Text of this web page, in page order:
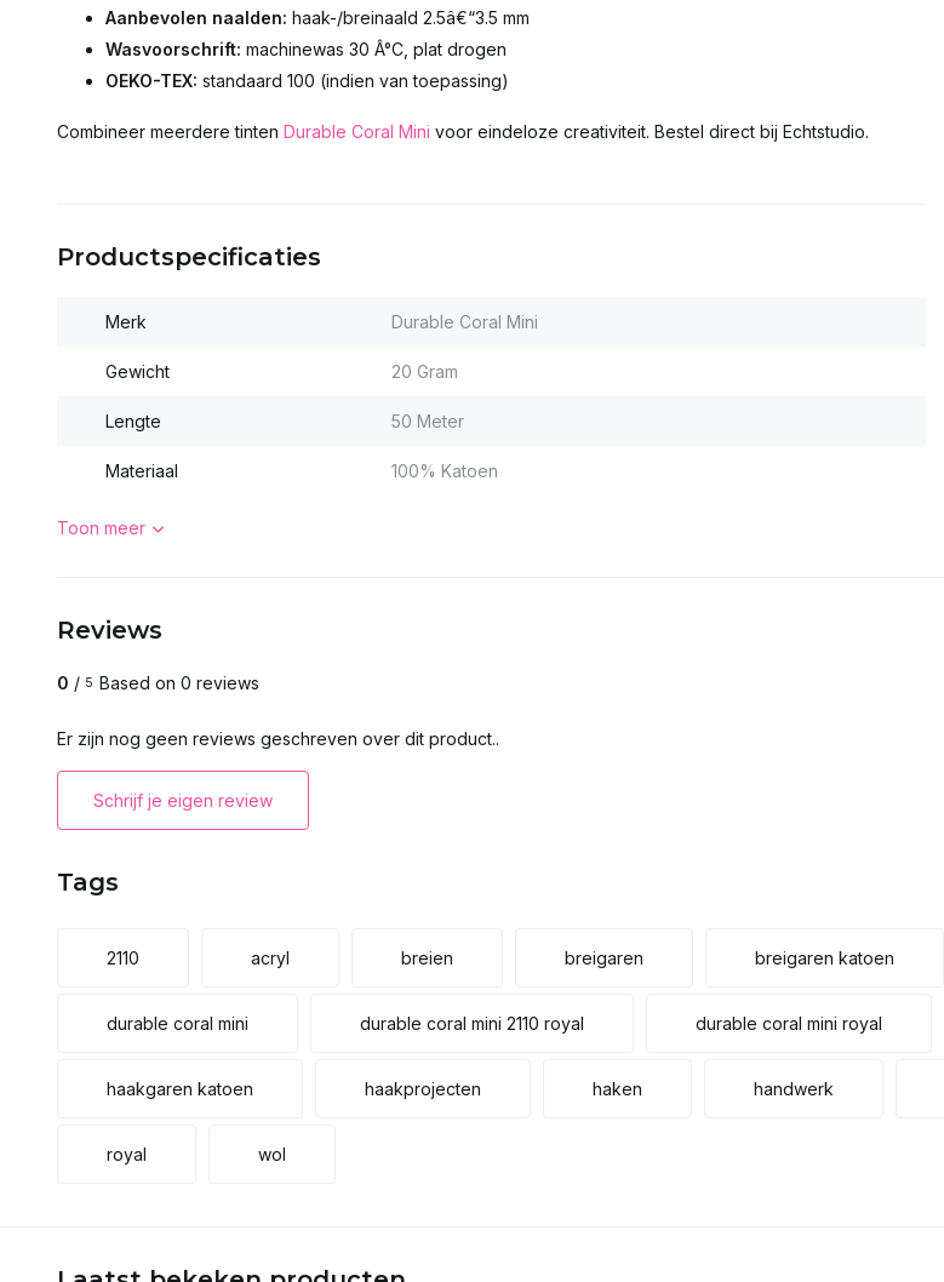
Aanbevolen naalden: haak-/breinaald 2.5â€“3.5 mm
Wasvoorschrift: machinewas 30 Â°C, plat drogen
OEKO-TEX: standaard 100 (indien van toepassing)
Combineer meerdere tinten Durable Coral Mini voor eindeloze creativiteit. Bestel direct bij Echtstudio.
Productspecificaties
Merk Durable Coral Mini
Gewicht 20 Gram
Lengte 50 Meter
Materiaal 100% Katoen
Toon meer
Reviews
0 / 5 Based on 0 reviews
Er zijn nog geen reviews geschreven over dit product..
Schrijf je eigen review
Tags
2110 acryl breien breigaren breigaren katoen
durable coral mini durable coral mini 2110 royal durable coral mini royal
haakgaren katoen haakprojecten haken handwerk
royal wol